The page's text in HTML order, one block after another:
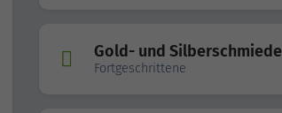
Gold- und
Fortgeschrittene